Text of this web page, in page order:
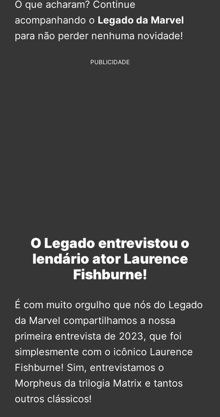
O que acharam? Continue
acompanhando o Legado da Marvel
para não perder nenhuma novidade!
PUBLICIDADE
O Legado entrevistou o
lendário ator Laurence
Fishburne!
É com muito orgulho que nós do Legado
da Marvel compartilhamos a nossa
primeira entrevista de 2023, que foi
simplesmente com o icônico Laurence
Fishburne! Sim, entrevistamos o
Morpheus da trilogia Matrix e tantos
outros clássicos!